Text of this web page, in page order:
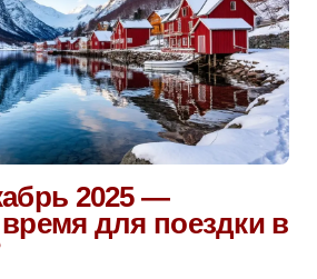
2025 —
для поездки в